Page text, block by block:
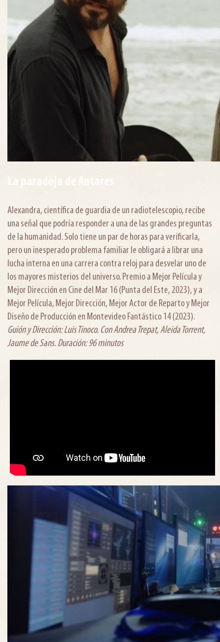
La paradoja de Antares
Alexandra, científica de guardia de un radiotelescopio, recibe
una señal que podría responder a una de las grandes preguntas
de la humanidad. Solo tiene un par de horas para verificarla,
pero un inesperado problema familiar le obligará a librar una
lucha interna en una carrera contra reloj para desvelar uno de
los mayores misterios del universo. Premio a Mejor Película y
Mejor Dirección en Cine del Mar 16 (Punta del Este, 2023), y a
Mejor Película, Mejor Dirección, Mejor Actor de Reparto y Mejor
Diseño de Producción en Montevideo Fantástico 14 (2023).
Guión y Dirección: Luis Tinoco. Con Andrea Trepat, Aleida Torrent,
Jaume de Sans. Duración: 96 minutos